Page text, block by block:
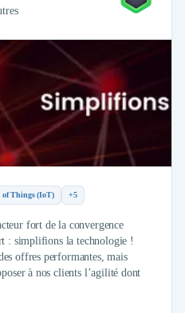
of Things (IoT) +5
fort de la convergence
: simplifions la technologie !
offres performantes, mais
à nos clients l’agilité dont